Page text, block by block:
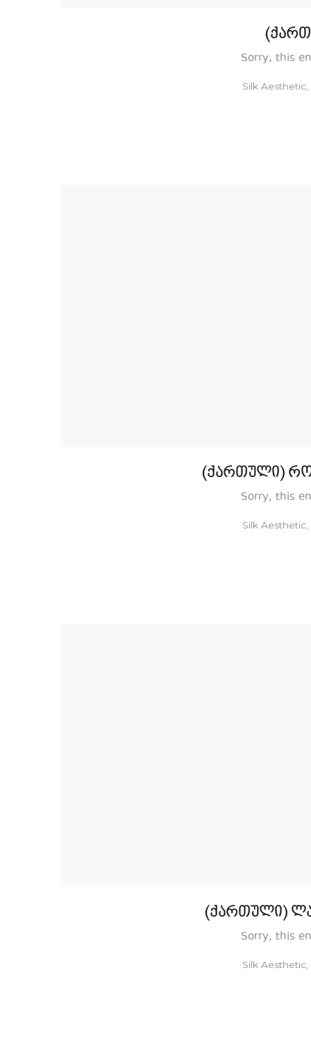
Sorry, this
Silk Aesthetic
(ქართული)
Sorry, this
Silk Aesthetic
(ქართული)
Sorry, this
Silk Aesthetic